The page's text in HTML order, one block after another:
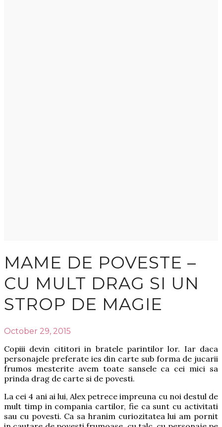
MAME DE POVESTE –
CU MULT DRAG SI UN
STROP DE MAGIE
October 29, 2015
Copiii devin cititori in bratele parintilor lor. Iar daca
personajele preferate ies din carte sub forma de jucarii
frumos mesterite avem toate sansele ca cei mici sa
prinda drag de carte si de povesti.
La cei 4 ani ai lui, Alex petrece impreuna cu noi destul de
mult timp in compania cartilor, fie ca sunt cu activitati
sau cu povesti. Ca sa hranim curiozitatea lui am pornit